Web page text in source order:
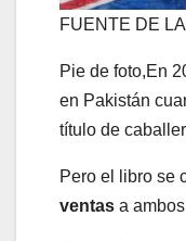
FUENTE DE
Pie de foto,En
en Pakistán
título de
Pero el libro se
ventas a